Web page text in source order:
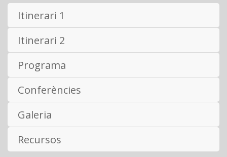
Itinerari 1
Itinerari 2
Programa
Conferències
Galeria
Recursos